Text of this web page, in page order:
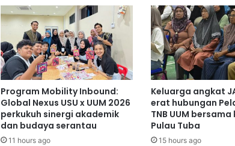
Program Mobility Inbound:
Global Nexus USU x UUM 2026
perkukuh sinergi akademik
dan budaya serantau
11 hours ago
Keluarga angkat
erat hubungan
TNB UUM
Pulau Tuba
15 hours ago